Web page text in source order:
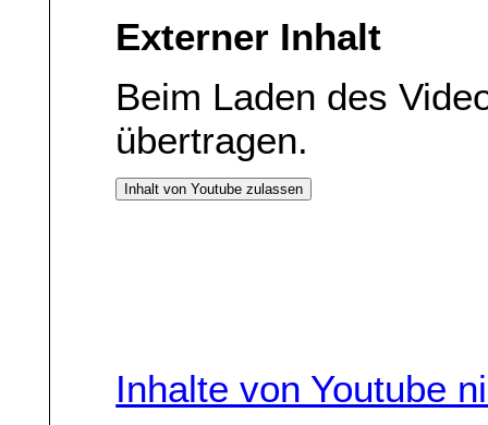
Externer Inhalt
Beim Laden des
übertragen.
Inhalt von Youtube zulassen
Inhalte von Youtube